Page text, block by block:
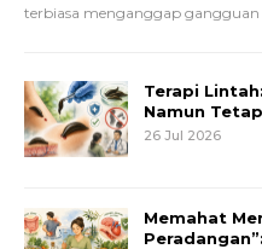
terbiasa menganggap gangguan
Terapi
Namun
26 Jul 2026
Memahat